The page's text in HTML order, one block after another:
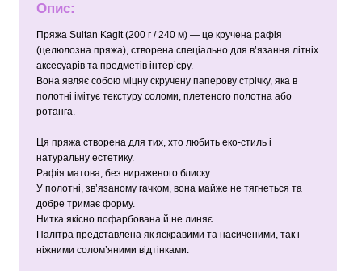
Опис:
Пряжа Sultan Kagit (200 г / 240 м) — це кручена рафія
(целюлозна пряжа), створена спеціально для в’язання літніх
аксесуарів та предметів інтер’єру.
Вона являє собою міцну скручену паперову стрічку, яка в
полотні імітує текстуру соломи, плетеного полотна або
ротанга.
Ця пряжа створена для тих, хто любить еко-стиль і
натуральну естетику.
Рафія матова, без вираженого блиску.
У полотні, зв’язаному гачком, вона майже не тягнеться та
добре тримає форму.
Нитка якісно пофарбована й не линяє.
Палітра представлена як яскравими та насиченими, так і
ніжними солом’яними відтінками.